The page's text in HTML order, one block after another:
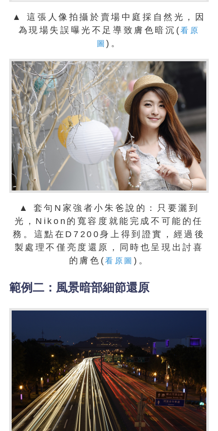
▲ 這張人像拍攝於賣場中庭採自然光，因
為現場失誤曝光不足導致膚色暗沉(看原
圖 )。
▲ 套句N家強者小朱爸說的：只要灑到
光，Nikon的寬容度就能完成不可能的任
務。這點在D7200身上得到證實，經過後
製處理不僅亮度還原，同時也呈現出討喜
的膚色(看原圖 )。
範例二：風景暗部細節還原